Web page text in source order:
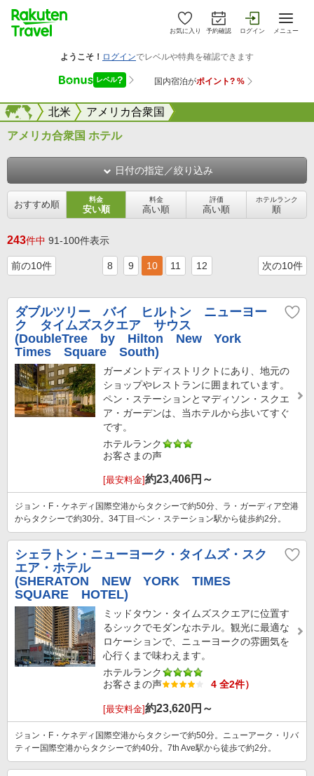
お気に入り 予約確認 ログイン メニュー
海外北米 アメリカ合衆国
海外
アメリカ合衆国 ホテル
日付の指定／絞り込み
おすすめ順 料金
安い順
料金
高い順
評価
高い順
ホテルランク
順
243件中 91-100件表示
前の10件 8 9 10 11 12 次の10件
ダブルツリー バイ ヒルトン ニューヨー
ク タイムズスクエア サウス
(DoubleTree by Hilton New York
Times Square South)
ガーメントディストリクトにあり、地元の
ショップやレストランに囲まれています。
ペン・ステーションとマディソン・スクエ
ア・ガーデンは、当ホテルから歩いてすぐ
です。
ホテルランク
お客さまの声
[最安料金]約23,406円～
ジョン・F・ケネディ国際空港からタクシーで約50分、ラ・ガーディア空港
からタクシーで約30分。34丁目-ペン・ステーション駅から徒歩約2分。
シェラトン・ニューヨーク・タイムズ・スク
エア・ホテル
(SHERATON NEW YORK TIMES
SQUARE HOTEL)
ミッドタウン・タイムズスクエアに位置す
るシックでモダンなホテル。観光に最適な
ロケーションで、ニューヨークの雰囲気を
心行くまで味わえます。
ホテルランク
お客さまの声
4 全2件）
[最安料金]約23,620円～
ジョン・F・ケネディ国際空港からタクシーで約50分。ニューアーク・リバ
ティー国際空港からタクシーで約40分。7th Ave駅から徒歩で約2分。